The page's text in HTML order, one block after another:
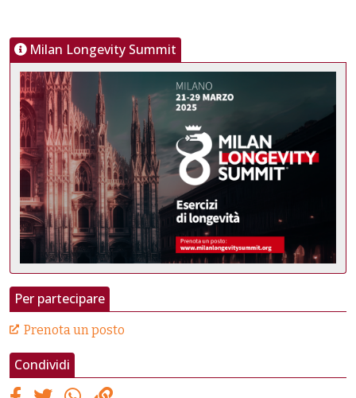
Milan Longevity Summit
Per partecipare
Prenota un posto
Condividi